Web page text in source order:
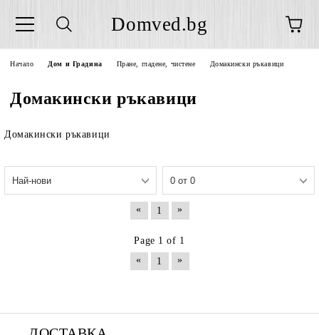
Domved.bg
Начало Дом и Градина Пране, гладене, чистене Домакински ръкавици
Домакински ръкавици
Домакински ръкавици
« 1 »
Page 1 of 1
«
1 »